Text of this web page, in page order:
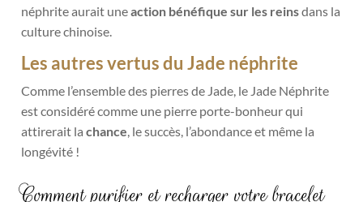
néphrite aurait uneaction bénéfique sur les reinsdans la
culture chinoise.
Les autres vertus du Jade néphrite
Comme l’ensemble des pierres de Jade, le Jade Néphrite
est considéré comme une pierre porte-bonheur qui
attirerait la chance, le succès, l’abondance et même la
longévité !
Comment purifier et recharger votre bracelet